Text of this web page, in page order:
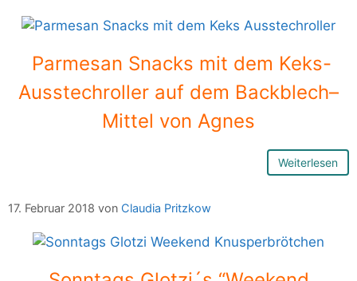
Parmesan Snacks mit dem Keks-
Ausstechroller auf dem Backblech–
Mittel von Agnes
Weiterlesen
17. Februar 2018 von Claudia Pritzkow